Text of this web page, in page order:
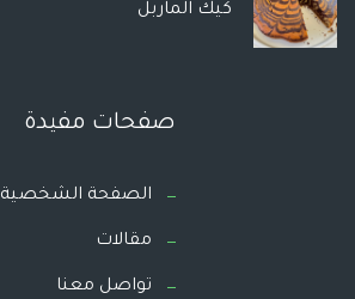
كيك الماربل
صفحات مفيدة
الصفحة الشخصية
مقالات
تواصل معنا